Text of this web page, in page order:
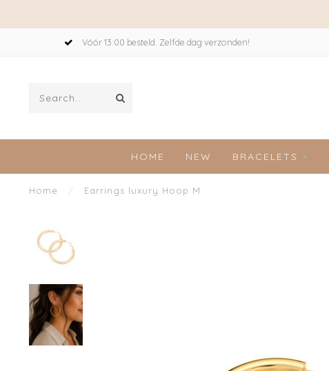
Vóór 13:00 besteld. Zelfde dag verzonden!
HOME NEW BRACELETS
Home / Earrings luxury Hoop M